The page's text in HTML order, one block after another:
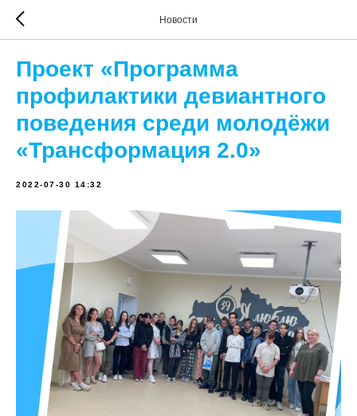
Новости
Проект «Программа
профилактики девиантного
поведения среди молодёжи
«Трансформация 2.0»
2022-07-30 14:32